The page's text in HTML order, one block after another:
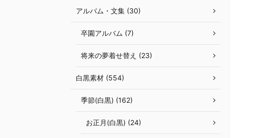
アルバム・文集 (30)
卒園アルバム (7)
将来の夢着せ替え (23)
白黒素材 (554)
季節(白黒) (162)
お正月(白黒) (24)